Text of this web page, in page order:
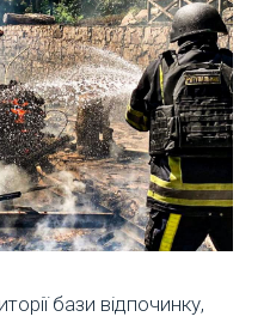
бази відпочинку,